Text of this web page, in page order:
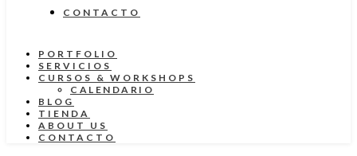
CONTACTO
PORTFOLIO
SERVICIOS
CURSOS & WORKSHOPS
CALENDARIO
BLOG
TIENDA
ABOUT US
CONTACTO